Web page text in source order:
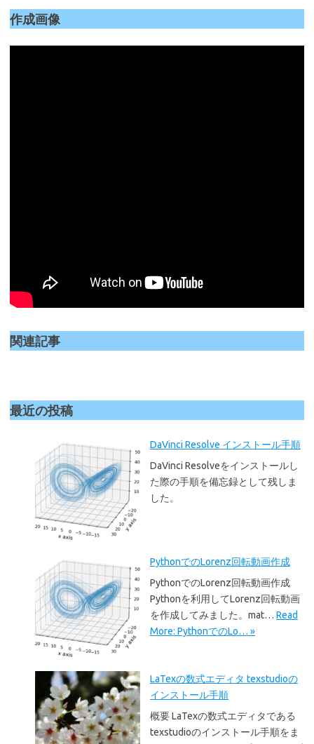
作成画像
関連記事
最近の投稿
DaVinci Resolve インストール手順
DaVinci Resolveをインストールし
た際の手順を備忘録として残しま
した。
PythonでのLorenz回転動画作成
PythonでのLorenz回転動画作成
Pythonを利用してLorenz回転動画
を作成してみました。mat… Read
More: PythonでのLo… »
LaTexの数式エディタ texstudioの
インストール手順
概要 LaTexの数式エディタである
texstudioのインストール手順をま